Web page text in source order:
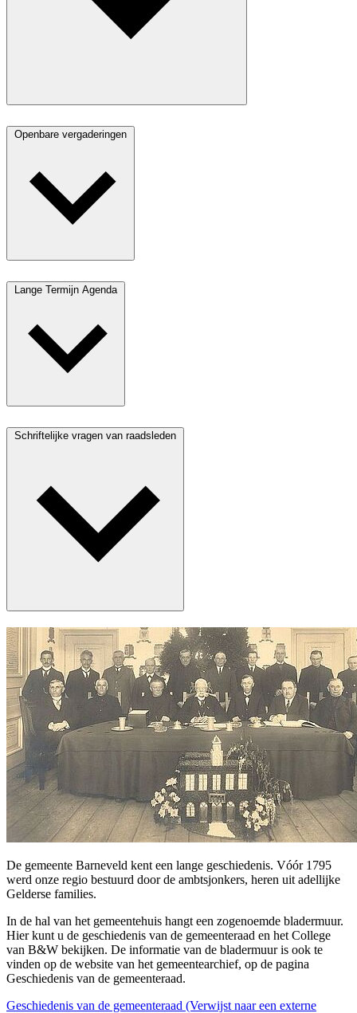
Openbare vergaderingen
Lange Termijn Agenda
Schriftelijke vragen van raadsleden
De gemeente Barneveld kent een lange geschiedenis. Vóór 1795
werd onze regio bestuurd door de ambtsjonkers, heren uit adellijke
Gelderse families.
In de hal van het gemeentehuis hangt een zogenoemde bladermuur.
Hier kunt u de geschiedenis van de gemeenteraad en het College
van B&W bekijken. De informatie van de bladermuur is ook te
vinden op de website van het gemeentearchief, op de pagina
Geschiedenis van de gemeenteraad.
Geschiedenis van de gemeenteraad (Verwijst naar een externe